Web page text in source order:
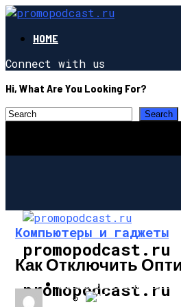
HOME
Connect with us
Hi, What Are You Looking For?
promopodcast.ru
promopodcast.ru
ПРОМЫШЛЕННОСТЬ
Компьютеры и гаджеты
Как Отключить